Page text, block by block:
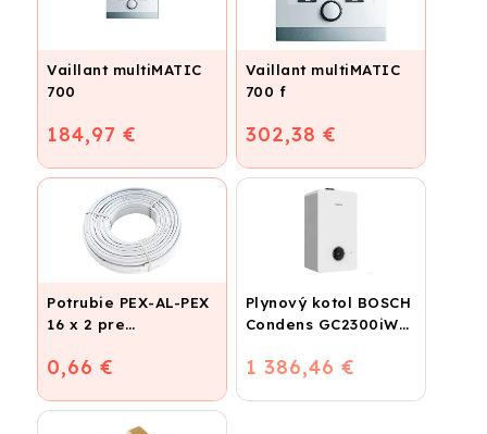
Vaillant multiMATIC
700
184,97 €
Vaillant multiMATIC
700 f
302,38 €
Potrubie PEX-AL-PEX
16 x 2 pre
podlahové kúrenie a
0,66 €
Plynový kotol BOSCH
Condens GC2300iW
kondenzačný
1 386,46 €